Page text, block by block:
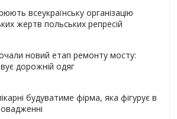
всеукраїнську організацію
жертв польських репресій
новий етап ремонту мосту:
дорожній одяг
будуватиме фірма, яка фігурує в